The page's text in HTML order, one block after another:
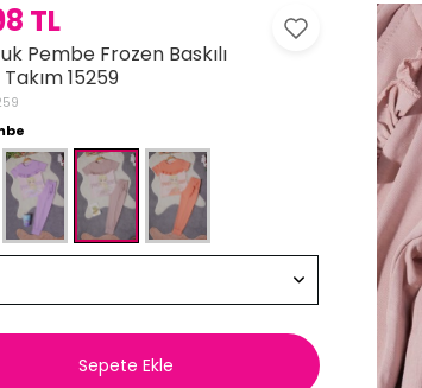
TL
Pembe Frozen Baskılı
15259
Sepete Ekle